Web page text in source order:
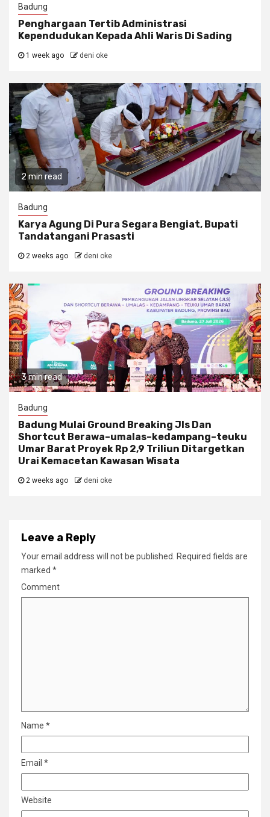
Badung
Penghargaan Tertib Administrasi
Kependudukan Kepada Ahli Waris Di Sading
1 week ago deni oke
2 min read
Badung
Karya Agung Di Pura Segara Bengiat, Bupati
Tandatangani Prasasti
2 weeks ago deni oke
3 min read
Badung
Badung Mulai Ground Breaking Jls Dan
Shortcut Berawa–umalas–kedampang–teuku
Umar Barat Proyek Rp 2,9 Triliun Ditargetkan
Urai Kemacetan Kawasan Wisata
2 weeks ago deni oke
Leave a Reply
Your email address will not be published.
Required fields are
marked *
Comment
Name *
Email *
Website